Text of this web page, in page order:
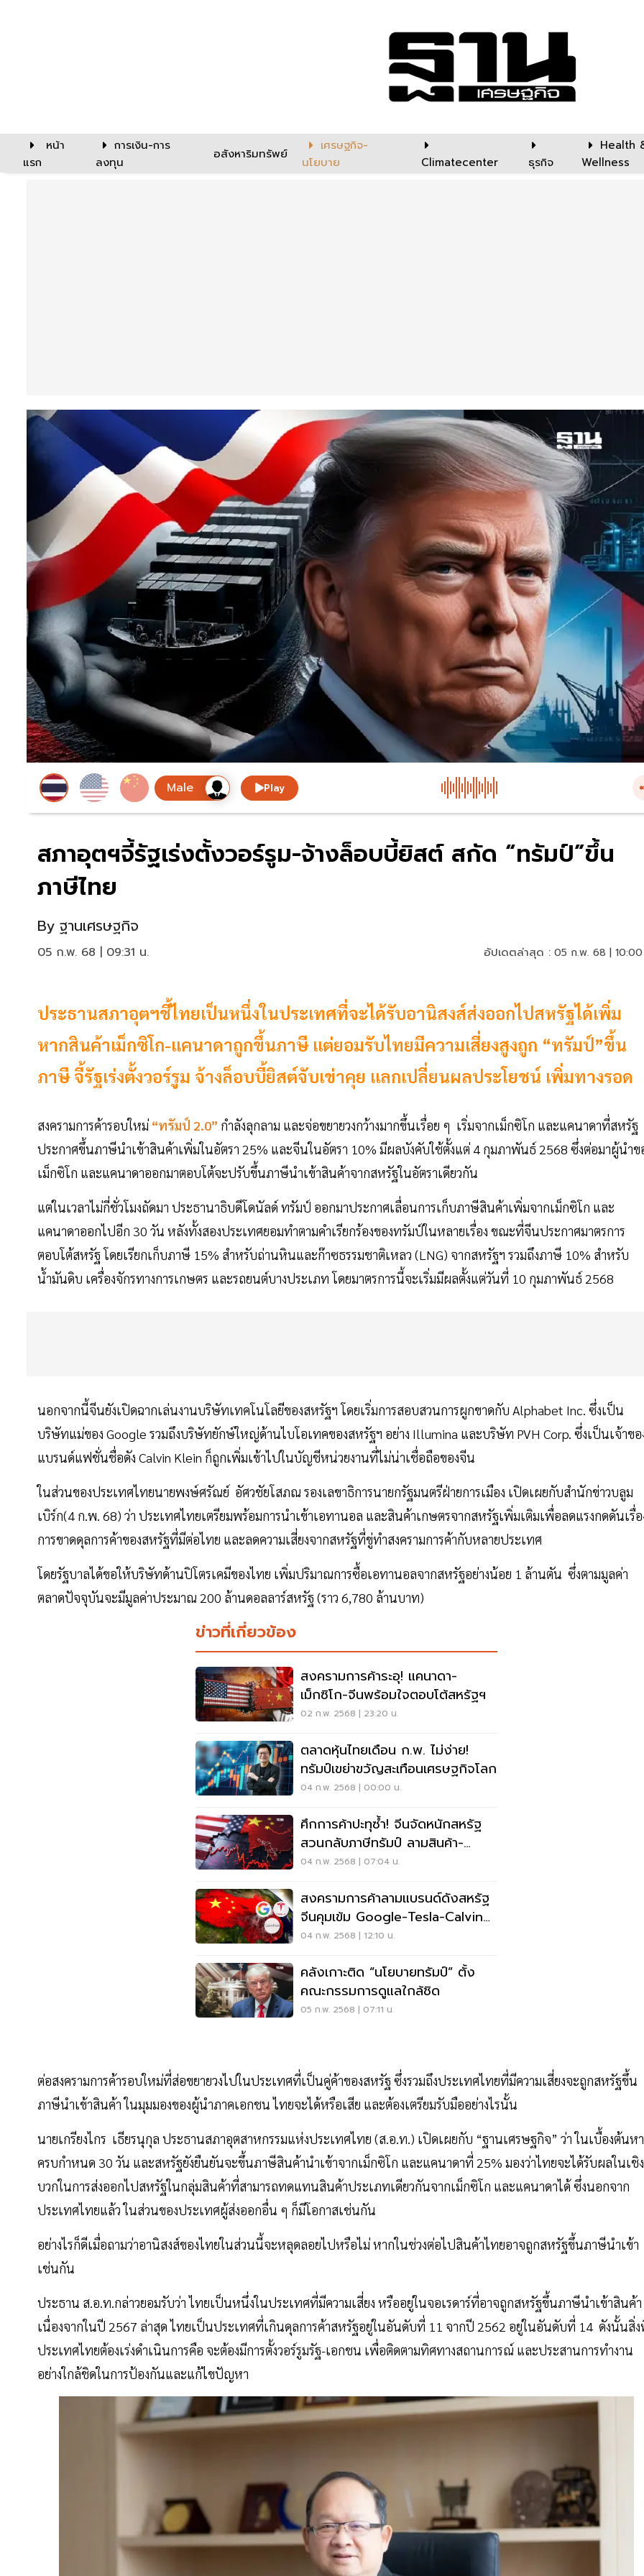
หน้า
แรก
การเงิน-การ
ลงทุน
อสังหาริมทรัพย์
เศรษฐกิจ-
นโยบาย
Climatecenter ธุรกิจ
Health
Wellness
Play
สภาอุตฯจี้รัฐเร่งตั้งวอร์รูม-จ้างล็อบบี้ยิสต์ สกัด “ทรัมป์”ขึ้น
ภาษีไทย
By ฐานเศรษฐกิจ
05 ก.พ. 68 | 09:31 น. อัปเดตล่าสุด : 05 ก.พ. 68 |
ประธานสภาอุตฯชี้ไทยเป็นหนึ่งในประเทศที่จะได้รับอานิสงส์ส่งออกไปสหรัฐได้เพิ่ม
หากสินค้าเม็กซิโก-แคนาดาถูกขึ้นภาษี แต่ยอมรับไทยมีความเสี่ยงสูงถูก “ทรัมป์”ขึ้น
ภาษี จี้รัฐเร่งตั้งวอร์รูม จ้างล็อบบี้ยิสต์จับเข่าคุย แลกเปลี่ยนผลประโยชน์ เพิ่มทางรอด
สงครามการค้ารอบใหม่ “ทรัมป์ 2.0” กำลังลุกลาม และจ่อขยายวงกว้างมากขึ้นเรื่อย ๆ เริ่มจากเม็กซิโก และแคนาดาที่สหรัฐ
ประกาศขึ้นภาษีนำเข้าสินค้าเพิ่มในอัตรา 25% และจีนในอัตรา 10% มีผลบังคับใช้ตั้งแต่ 4 กุมภาพันธ์ 2568 ซึ่งต่อมาผู้นำข
เม็กซิโก และแคนาดาออกมาตอบโต้จะปรับขึ้นภาษีนำเข้าสินค้าจากสหรัฐในอัตราเดียวกัน
แต่ในเวลาไม่กี่ชั่วโมงถัดมา ประธานาธิบดีโดนัลด์ ทรัมป์ ออกมาประกาศเลื่อนการเก็บภาษีสินค้าเพิ่มจากเม็กซิโก และ
แคนาดาออกไปอีก 30 วัน หลังทั้งสองประเทศยอมทำตามคำเรียกร้องของทรัมป์ในหลายเรื่อง ขณะที่จีนประกาศมาตรการ
ตอบโต้สหรัฐ โดยเรียกเก็บภาษี 15% สำหรับถ่านหินและก๊าซธรรมชาติเหลว (LNG) จากสหรัฐฯ รวมถึงภาษี 10% สำหรับ
น้ำมันดิบ เครื่องจักรทางการเกษตร และรถยนต์บางประเภท โดยมาตรการนี้จะเริ่มมีผลตั้งแต่วันที่ 10 กุมภาพันธ์ 2568
นอกจากนี้จีนยังเปิดฉากเล่นงานบริษัทเทคโนโลยีของสหรัฐฯ โดยเริ่มการสอบสวนการผูกขาดกับ Alphabet Inc. ซึ่งเป็น
บริษัทแม่ของ Google รวมถึงบริษัทยักษ์ใหญ่ด้านไบโอเทคของสหรัฐฯ อย่าง Illumina และบริษัท PVH Corp. ซึ่งเป็นเจ้าขอ
แบรนด์แฟชั่นชื่อดัง Calvin Klein ก็ถูกเพิ่มเข้าไปในบัญชีหน่วยงานที่ไม่น่าเชื่อถือของจีน
ในส่วนของประเทศไทยนายพงษ์ศรัณย์ อัศวชัยโสภณ รองเลขาธิการนายกรัฐมนตรีฝ่ายการเมือง เปิดเผยกับสำนักข่าวบลูม
เบิร์ก(4 ก.พ. 68) ว่า ประเทศไทยเตรียมพร้อมการนำเข้าเอทานอล และสินค้าเกษตรจากสหรัฐเพิ่มเติมเพื่อลดแรงกดดันเรื่อ
การขาดดุลการค้าของสหรัฐที่มีต่อไทย และลดความเสี่ยงจากสหรัฐที่ขู่ทำสงครามการค้ากับหลายประเทศ
โดยรัฐบาลได้ขอให้บริษัทด้านปิโตรเคมีของไทย เพิ่มปริมาณการซื้อเอทานอลจากสหรัฐอย่างน้อย 1 ล้านตัน ซึ่งตามมูลค่า
ตลาดปัจจุบันจะมีมูลค่าประมาณ 200 ล้านดอลลาร์สหรัฐ (ราว 6,780 ล้านบาท)
ข่าวที่เกี่ยวข้อง
สงครามการค้าระอุ! แคนาดา-
เม็กซิโก-จีนพร้อมใจตอบโต้สหรัฐฯ
02 ก.พ. 2568 | 23:20 น.
ตลาดหุ้นไทยเดือน ก.พ. ไม่ง่าย!
ทรัมป์เขย่าขวัญสะเทือนเศรษฐกิจโลก
04 ก.พ. 2568 | 00:00 น.
ศึกการค้าปะทุซ้ำ! จีนจัดหนักสหรัฐ
สวนกลับภาษีทรัมป์ ลามสินค้า-
เทคโนโลยี
04 ก.พ. 2568 | 07:04 น.
สงครามการค้าลามแบรนด์ดังสหรัฐ
จีนคุมเข้ม Google-Tesla-Calvin
Klein
04 ก.พ. 2568 | 12:10 น.
คลังเกาะติด “นโยบายทรัมป์” ตั้ง
คณะกรรมการดูแลใกล้ชิด
05 ก.พ. 2568 | 07:11 น.
ต่อสงครามการค้ารอบใหม่ที่ส่อขยายวงไปในประเทศที่เป็นคู่ค้าของสหรัฐ ซึ่งรวมถึงประเทศไทยที่มีความเสี่ยงจะถูกสหรัฐขึ้น
ภาษีนำเข้าสินค้า ในมุมมองของผู้นำภาคเอกชน ไทยจะได้หรือเสีย และต้องเตรียมรับมืออย่างไรนั้น
นายเกรียงไกร เธียรนุกุล ประธานสภาอุตสาหกรรมแห่งประเทศไทย (ส.อ.ท.) เปิดเผยกับ “ฐานเศรษฐกิจ” ว่า ในเบื้องต้นห
ครบกำหนด 30 วัน และสหรัฐยังยืนยันจะขึ้นภาษีสินค้านำเข้าจากเม็กซิโก และแคนาดาที่ 25% มองว่าไทยจะได้รับผลในเชิง
บวกในการส่งออกไปสหรัฐในกลุ่มสินค้าที่สามารถทดแทนสินค้าประเภทเดียวกันจากเม็กซิโก และแคนาดาได้ ซึ่งนอกจาก
ประเทศไทยแล้ว ในส่วนของประเทศผู้ส่งออกอื่น ๆ ก็มีโอกาสเช่นกัน
อย่างไรก็ดีเมื่อถามว่าอานิสงส์ของไทยในส่วนนี้จะหลุดลอยไปหรือไม่ หากในช่วงต่อไปสินค้าไทยอาจถูกสหรัฐขึ้นภาษีนำเข้า
เช่นกัน
ประธาน ส.อ.ท.กล่าวยอมรับว่า ไทยเป็นหนึ่งในประเทศที่มีความเสี่ยง หรืออยู่ในจอเรดาร์ที่อาจถูกสหรัฐขึ้นภาษีนำเข้าสินค้า
เนื่องจากในปี 2567 ล่าสุด ไทยเป็นประเทศที่เกินดุลการค้าสหรัฐอยู่ในอันดับที่ 11 จากปี 2562 อยู่ในอันดับที่ 14 ดังนั้นสิ่
ประเทศไทยต้องเร่งดำเนินการคือ จะต้องมีการตั้งวอร์รูมรัฐ-เอกชน เพื่อติดตามทิศทางสถานการณ์ และประสานการทำงาน
อย่างใกล้ชิดในการป้องกันและแก้ไขปัญหา